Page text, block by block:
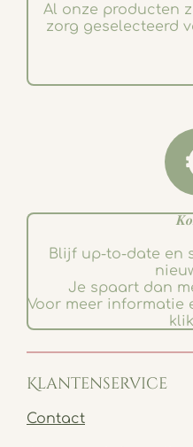
Al onze producten
zorg geselecteerd
Blijf up-to-date en
Je spaart dan
Voor meer
Klantenservice
Contact